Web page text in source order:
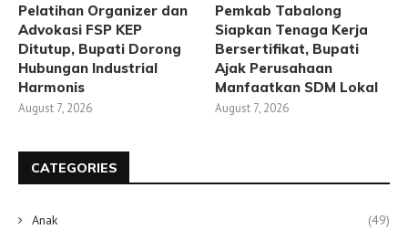
Pelatihan Organizer dan
Advokasi FSP KEP
Ditutup, Bupati Dorong
Hubungan Industrial
Harmonis
August 7, 2026
Pemkab Tabalong
Siapkan Tenaga Kerja
Bersertifikat, Bupati
Ajak Perusahaan
Manfaatkan SDM Lokal
August 7, 2026
CATEGORIES
Anak (49)